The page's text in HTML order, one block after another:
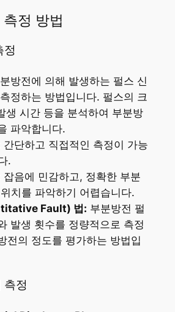
정 방법
정
방전에 의해 발생하는 펄스 신
정하는 방법입니다. 펄스의 크
생 시간 등을 분석하여 부분방
파악합니다.
간단하고 직접적인 측정이 가능
.
잡음에 민감하고, 정확한 부분
치를 파악하기 어렵습니다.
Fault) 법: 부분방전 펄
발생 횟수를 정량적으로 측정
전의 정도를 평가하는 방법입
측정